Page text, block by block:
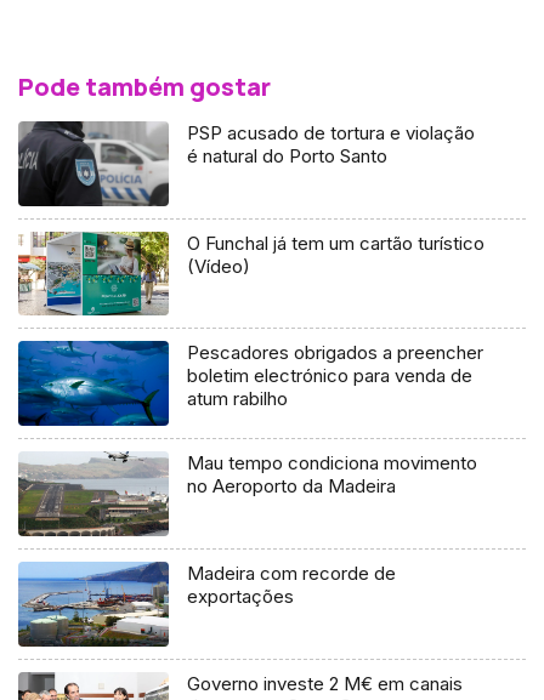
Pode também gostar
PSP acusado de tortura e violação
é natural do Porto Santo
O Funchal já tem um cartão turístico
(Vídeo)
Pescadores obrigados a preencher
boletim electrónico para venda de
atum rabilho
Mau tempo condiciona movimento
no Aeroporto da Madeira
Madeira com recorde de
exportações
Governo investe 2 M€ em canais